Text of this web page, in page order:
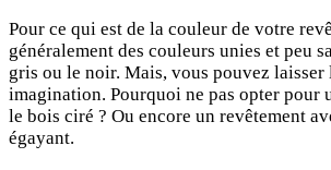
Pour ce qui est de la couleur de votre
généralement des couleurs unies et peu
gris ou le noir. Mais, vous pouvez
imagination. Pourquoi ne pas opter pour
le bois ciré ? Ou encore un revêtement
égayant.